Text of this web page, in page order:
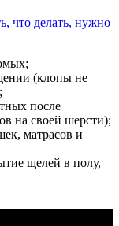
что делать, нужно
(клопы не
после
на своей шерсти);
матрасов и
щелей в полу,